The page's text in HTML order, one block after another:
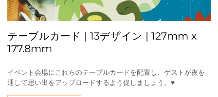
テーブルカード | 13デザイン | 127mm x
177.8mm
イベント会場にこれらのテーブルカードを配置し、ゲストが夜を
通して思い出をアップロードするよう促しましょう。♥